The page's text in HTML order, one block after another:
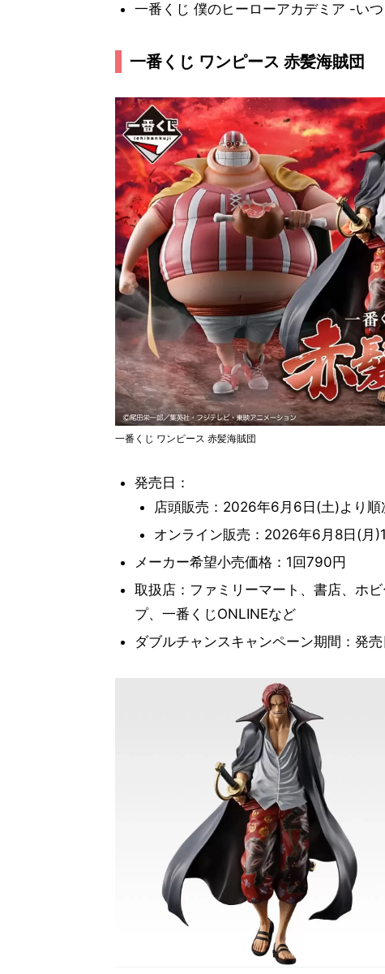
一番くじ 僕のヒーローアカデミア -い
一番くじ ワンピース 赤髪海賊団
一番くじ ワンピース 赤髪海賊団
発売日：
店頭販売：2026年6月6日(土)より順
オンライン販売：2026年6月8日(月
メーカー希望小売価格：1回790円
取扱店：ファミリーマート、書店、ホ
プ、一番くじONLINEなど
ダブルチャンスキャンペーン期間：発